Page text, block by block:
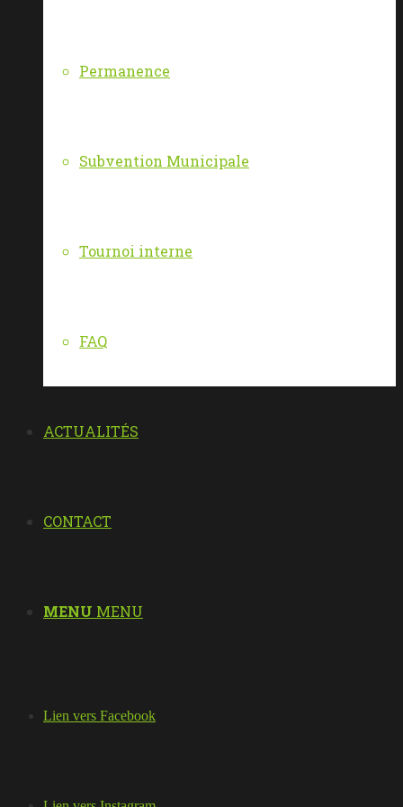
Permanence
Subvention Municipale
Tournoi interne
FAQ
ACTUALITÉS
CONTACT
MENU MENU
Lien vers Facebook